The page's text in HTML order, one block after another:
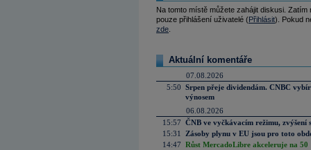
Na tomto místě můžete zahájit diskusi.
pouze přihlášení uživatelé (Přihlásit). Pokud
zde
Aktuální komentáře
07.08.2026
5:50 Srpen přeje dividendám. CNBC
výnosem
06.08.2026
15:57 ČNB ve vyčkávacím režimu, zvýšení
15:31
Zásoby plynu v EU jsou pro toto
14:47 Růst MercadoLibre akceleruje na